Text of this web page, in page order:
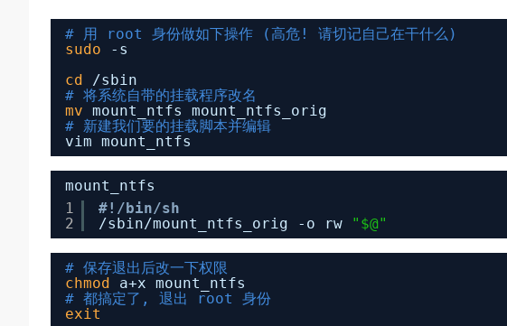
# 用 root 身份做如下操作 (高危! 请切记自己在干什么)
sudo
-s
cd
/sbin
# 将系统自带的挂载程序改名
mv mount_ntfs mount_ntfs_orig
# 新建我们要的挂载脚本并编辑
vim mount_ntfs
mount_ntfs
1
2
#!/bin/sh
/sbin/mount_ntfs_orig
-o rw "$@"
# 保存退出后改一下权限
chmod
a+x mount_ntfs
# 都搞定了, 退出 root 身份
exit